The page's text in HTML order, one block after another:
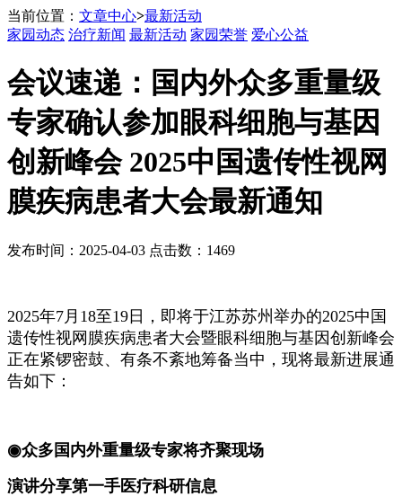
当前位置： 文章中心>最新活动
家园动态 治疗新闻 最新活动 家园荣誉 爱心公益
会议速递：国内外众多重量级
专家确认参加眼科细胞与基因
创新峰会 2025中国遗传性视网
膜疾病患者大会最新通知
发布时间：2025-04-03 点击数：1469
2025年7月18至19日，即将于江苏苏州举办的2025中国
遗传性视网膜疾病患者大会暨眼科细胞与基因创新峰会
正在紧锣密鼓、有条不紊地筹备当中，现将最新进展通
告如下：
◉众多国内外重量级专家将齐聚现场
演讲分享第一手医疗科研信息